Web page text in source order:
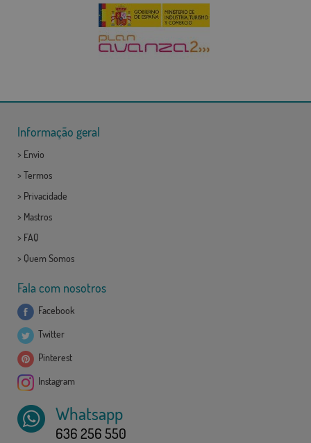
Informação geral
> Envio
> Termos
> Privacidade
> Mastros
> FAQ
> Quem Somos
Fala com nosotros
Facebook
Twitter
Pinterest
Instagram
Whatsapp
636 256 550